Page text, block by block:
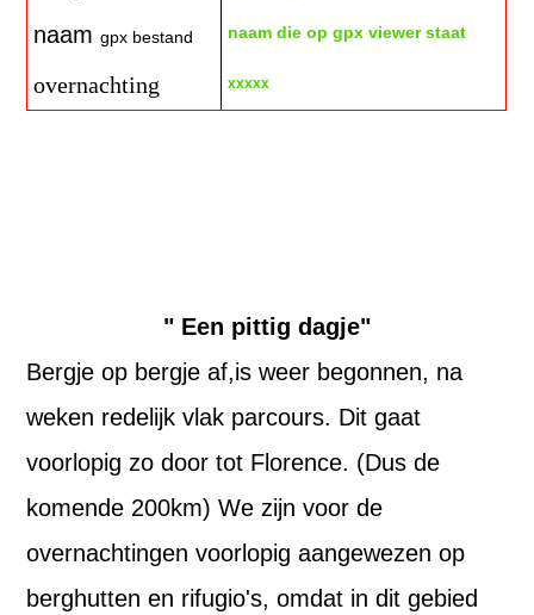
naamgpx bestand naam die op gpx viewer staat
overnachting xxxxx
" Een pittig dagje"
Bergje op bergje af,is weer begonnen, na
weken redelijk vlak parcours. Dit gaat
voorlopig zo door tot Florence. (Dus de
komende 200km) We zijn voor de
overnachtingen voorlopig aangewezen op
berghutten en rifugio's, omdat in dit gebied